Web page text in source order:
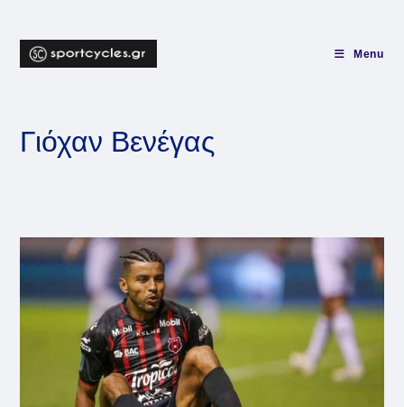
content
Menu
Γιόχαν Βενέγας